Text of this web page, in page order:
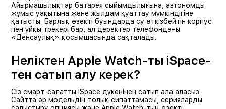
Айырмашылықтар батарея сыйымдылығына, автономды
жұмыс уақытына және жылдам қуаттау мүмкіндігіне
қатысты. Барлық өзекті буындарда су өткізбейтін корпус
пен ұйқы трекері бар, ал деректер телефондағы
«Денсаулық» қосымшасында сақталады.
Неліктен Apple Watch-ты iSpace-
тен сатып алу керек?
Сіз смарт-сағатты iSpace дүкенінен сатып ала аласыз.
Сайтта әр модельдің толық сипаттамасы, серияларды